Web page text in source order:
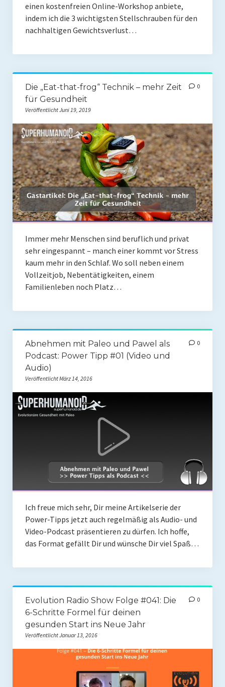
Paleo Fitness
Freeletics
Coaching
Coaching
Rezepte
Brainfood
Fermente
Fisch & Meeresfrüchte
Fleisch und Geflügel
Frühstück
Gemüse
Getränke und Smoothies
Mit Ei
Salate
Suppen
Podcasts
Produkttest
Paleo Bücher
Abnehmen mit Paleo
Paleo Gehirn-Pflege Guide
Gehirn-Pflege Kochbuch
einen kostenfreien Online-Workshop anbiete,
indem ich die 3 wichtigsten Stellschrauben für den
nachhaltigen Gewichtsverlust…
Die „Eat-that-frog“ Technik – mehr Zeit
für Gesundheit
Veröffentlicht Juni 19, 2019
0
Immer mehr Menschen sind beruflich und privat
sehr eingespannt – manch einer kommt vor Stress
kaum mehr in den Schlaf. Wo soll neben einem
Vollzeitjob, Nebentätigkeiten, einem
Familienleben noch Platz…
Abnehmen mit Paleo und Pawel als
Podcast: Power Tipp #01 (Video und
Audio)
Veröffentlicht März 14, 2016
0
Ich freue mich sehr, Dir meine Artikelserie der
Power-Tipps jetzt auch regelmäßig als Audio- und
Video-Podcast präsentieren zu dürfen. Ich hoffe,
das Format gefällt Dir und wünsche Dir viel Spaß…
Evolution Radio Show Folge #041: Die
6-Schritte Formel für deinen
gesunden Start ins Neue Jahr
Veröffentlicht Januar 13, 2016
0